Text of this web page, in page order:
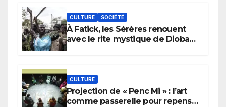
CULTURE SOCIÉTÉ
À Fatick, les Sérères renouent
avec le rite mystique de Diobaye
CULTURE
Projection de « Penc Mi » : l’art
comme passerelle pour repenser